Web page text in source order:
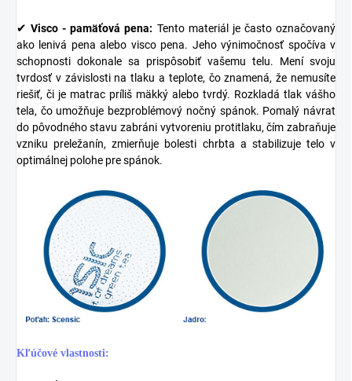
✔ Visco - pamäťová pena: Tento materiál je často označovaný
ako lenivá pena alebo visco pena. Jeho výnimočnosť spočíva v
schopnosti dokonale sa prispôsobiť vašemu telu. Mení svoju
tvrdosť v závislosti na tlaku a teplote, čo znamená, že nemusíte
riešiť, či je matrac príliš mäkký alebo tvrdý. Rozkladá tlak vášho
tela, čo umožňuje bezproblémový nočný spánok. Pomalý návrat
do pôvodného stavu zabráni vytvoreniu protitlaku, čím zabraňuje
vzniku preležanín, zmierňuje bolesti chrbta a stabilizuje telo v
optimálnej polohe pre spánok.
Kľúčové vlastnosti: